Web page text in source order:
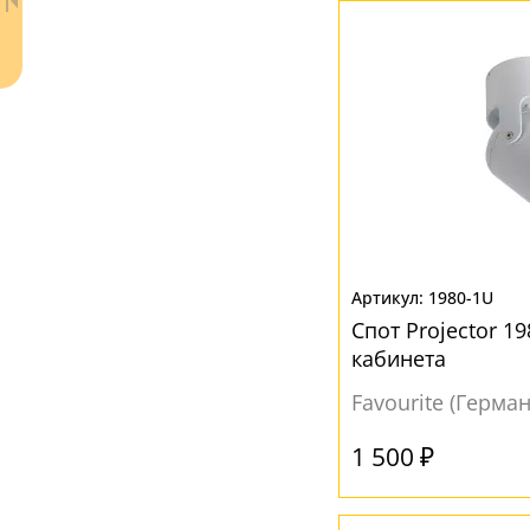
- бесплатно по России
- бесплатная доставка
1980-1U
Спот Projector
кабинета
Favourite
1 500 ₽